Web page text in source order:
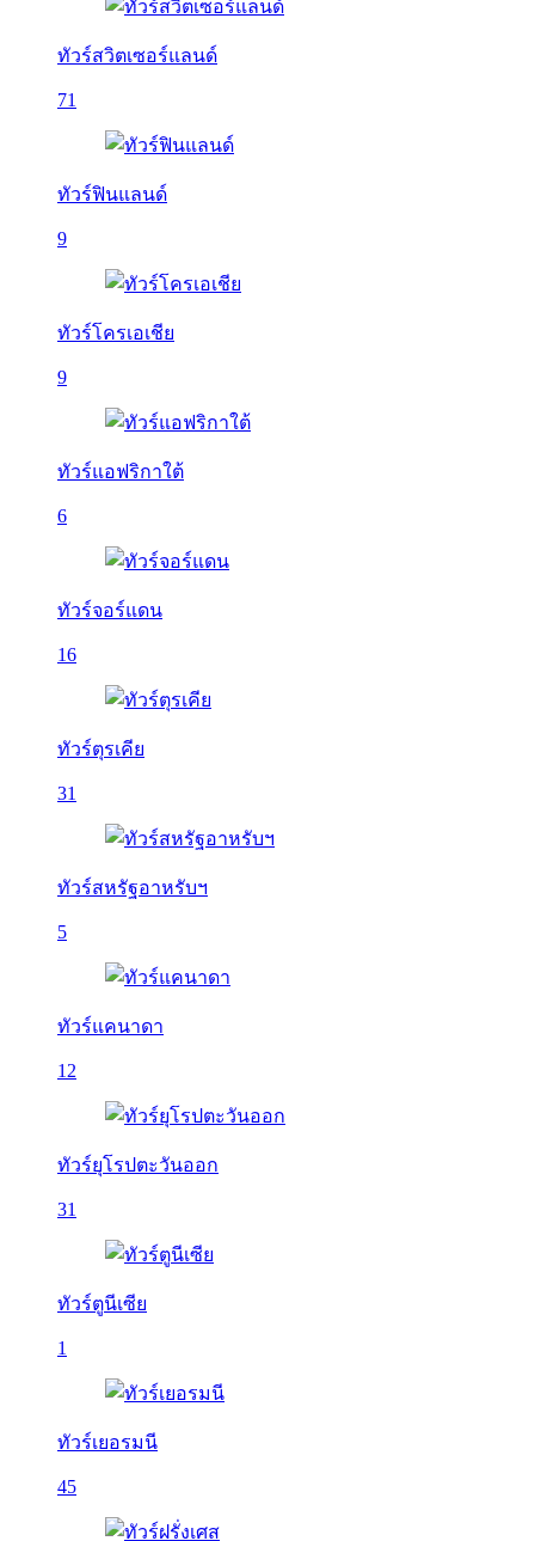
ทัวร์สวิตเซอร์แลนด์
71
ทัวร์ฟินแลนด์
9
ทัวร์โครเอเชีย
9
ทัวร์แอฟริกาใต้
6
ทัวร์จอร์แดน
16
ทัวร์ตุรเคีย
31
ทัวร์สหรัฐอาหรับฯ
5
ทัวร์แคนาดา
12
ทัวร์ยุโรปตะวันออก
31
ทัวร์ตูนีเซีย
1
ทัวร์เยอรมนี
45